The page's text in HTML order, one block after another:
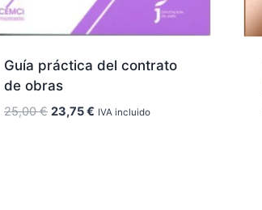
Guía práctica del contrato
de obras
25,00€ El
23,75€ El
IVA incluido